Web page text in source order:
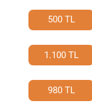
500 TL
1.100 TL
980 TL